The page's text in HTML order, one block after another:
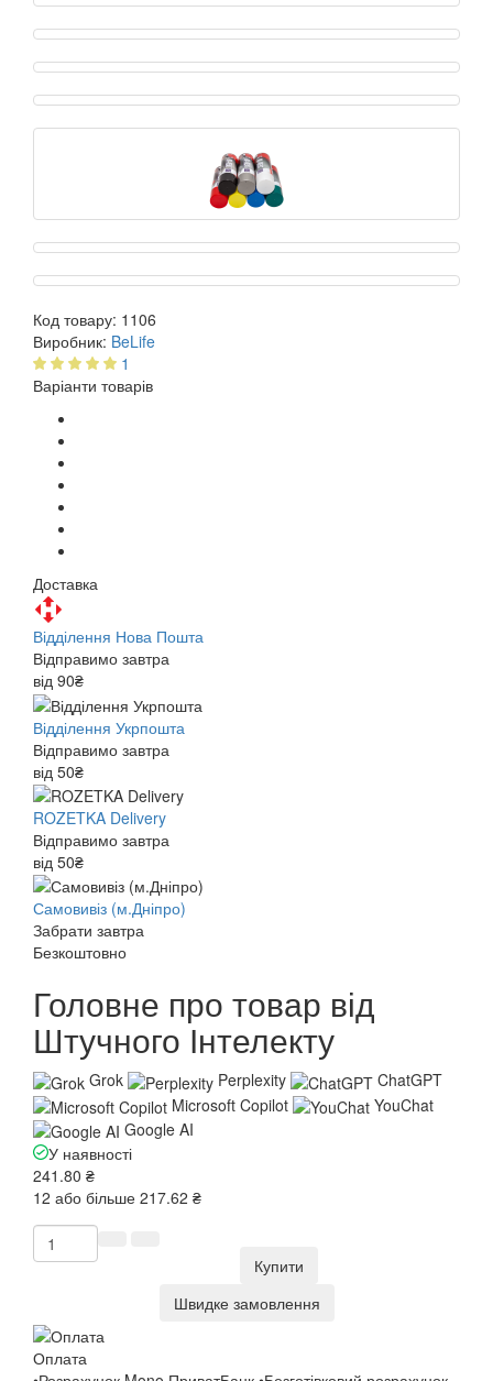
Код товару: 1106
Виробник: BeLife
1
Варіанти товарів
Доставка
Відділення Нова Пошта
Відправимо завтра
від 90₴
Відділення Укрпошта
Відправимо завтра
від 50₴
ROZETKA Delivery
Відправимо завтра
від 50₴
Самовивіз (м.Дніпро)
Забрати завтра
Безкоштовно
Головне про товар від
Штучного Інтелекту
Grok Perplexity
ChatGPT
Microsoft Copilot
YouChat
Google AI
У наявності
241.80 ₴
12 або більше 217.62 ₴
Купити
Швидке замовлення
Оплата